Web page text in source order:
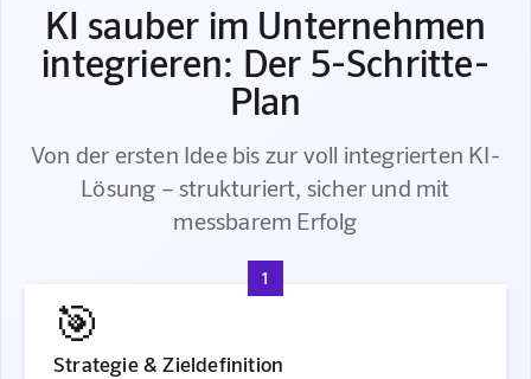
KI sauber im Unternehmen
integrieren: Der 5-Schritte-
Plan
Von der ersten Idee bis zur voll integrierten KI-
Lösung – strukturiert, sicher und mit
messbarem Erfolg
1
🎯
Strategie & Zieldefinition